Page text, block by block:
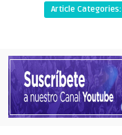
Article Categories: